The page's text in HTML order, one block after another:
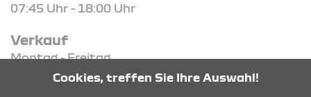
07:45 Uhr - 18:00 Uhr
Verkauf
Montag - Freitag
08:15 Uhr - 18:00 Uhr
Cookies, treffen Sie Ihre Auswahl!